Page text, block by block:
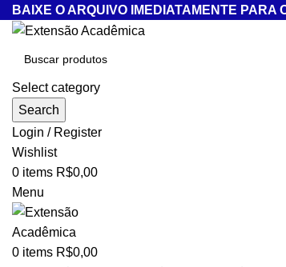
BAIXE O ARQUIVO IMEDIATAMENTE
Select category
Search
Login / Register
Wishlist
0 items R$0,00
Menu
0 items R$0,00